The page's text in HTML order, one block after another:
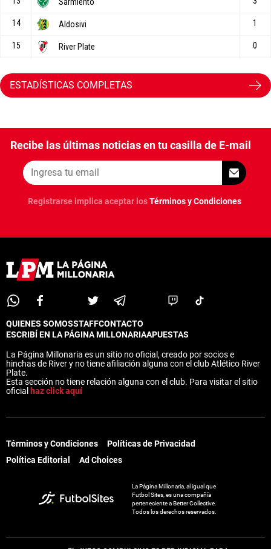
ESTADÍSTICAS COMPLETAS
Recibe las últimas noticias en tu casilla de E-mail
Registrarse implica aceptar losTérminos y Condiciones
QUIENES SOMOSSTAFFCONTACTO
ESCRIBÍ EN LA PÁGINA MILLONARIAAPUESTAS
La Página Millonaria es un sitio no oficial, creado por socios e
hinchas de River y no tiene afiliación alguna con el club Atlético River
Plate.
Esta sección no tiene relación alguna con el club. Para visitar el sitio
oficial haz click aquí
Términos y Condiciones
Políticas de Privacidad
Política Editorial
Ad Choices
La Página Millonaria, al igual que
Futbol Sites, es una compañía
perteneciente a Better Collective.
Todos los derechos reservados.